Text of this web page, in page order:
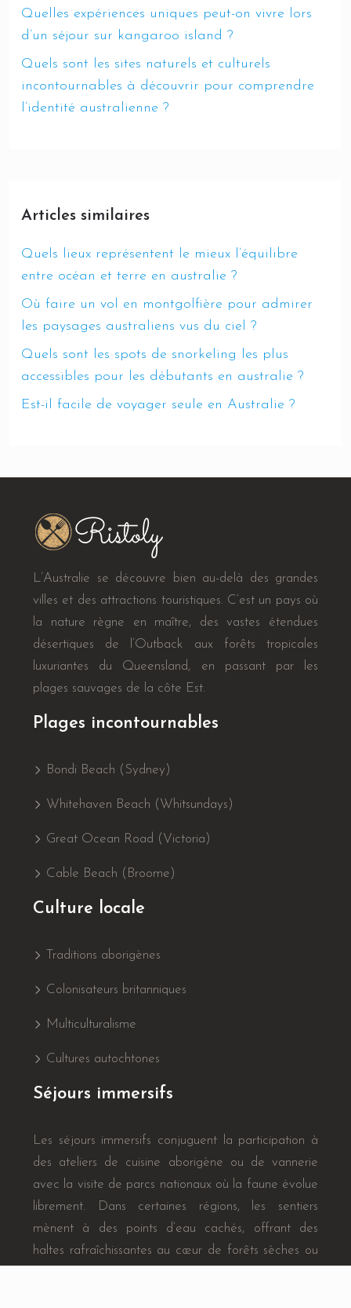
Quelles expériences uniques peut-on vivre lors
d’un séjour sur kangaroo island ?
Quels sont les sites naturels et culturels
incontournables à découvrir pour comprendre
l’identité australienne ?
Articles similaires
Quels lieux représentent le mieux l’équilibre
entre océan et terre en australie ?
Où faire un vol en montgolfière pour admirer
les paysages australiens vus du ciel ?
Quels sont les spots de snorkeling les plus
accessibles pour les débutants en australie ?
Est-il facile de voyager seule en Australie ?
L’Australie se découvre bien au-delà des grandes
villes et des attractions touristiques. C’est un pays où
la nature règne en maître, des vastes étendues
désertiques de l’Outback aux forêts tropicales
luxuriantes du Queensland, en passant par les
plages sauvages de la côte Est.
Plages incontournables
Bondi Beach (Sydney)
Whitehaven Beach (Whitsundays)
Great Ocean Road (Victoria)
Cable Beach (Broome)
Culture locale
Traditions aborigènes
Colonisateurs britanniques
Multiculturalisme
Cultures autochtones
Séjours immersifs
Les séjours immersifs conjuguent la participation à
des ateliers de cuisine aborigène ou de vannerie
avec la visite de parcs nationaux où la faune évolue
librement. Dans certaines régions, les sentiers
mènent à des points d’eau cachés, offrant des
haltes rafraîchissantes au cœur de forêts sèches ou